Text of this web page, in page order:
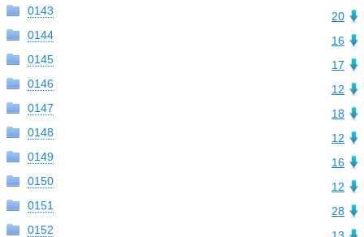
20
0143
16
0144
17
0145
12
0146
18
0147
12
0148
16
0149
12
0150
28
0151
0152